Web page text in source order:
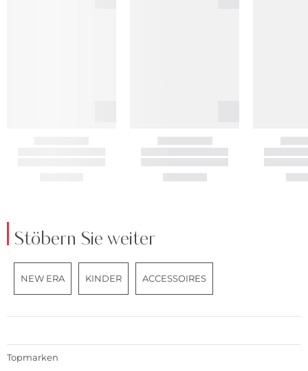
Stöbern Sie weiter
NEW ERA KINDER ACCESSOIRES
Topmarken